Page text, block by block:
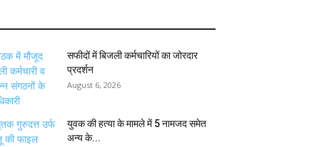
सफीदों में बिजली कर्मचारियों का जोरदार
प्रदर्शन
August 6, 2026
युवक की हत्या के मामले में 5 नामजद समेत
अन्य के...